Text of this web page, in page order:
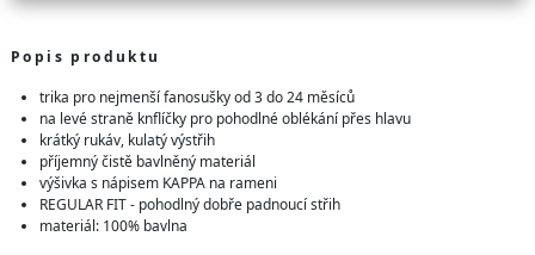
Popis produktu
trika pro nejmenší fanosušky od 3 do 24 měsíců
na levé straně knflíčky pro pohodlné oblékání přes hlavu
krátký rukáv, kulatý výstřih
příjemný čistě bavlněný materiál
výšivka s nápisem KAPPA na rameni
REGULAR FIT - pohodlný dobře padnoucí střih
materiál: 100% bavlna